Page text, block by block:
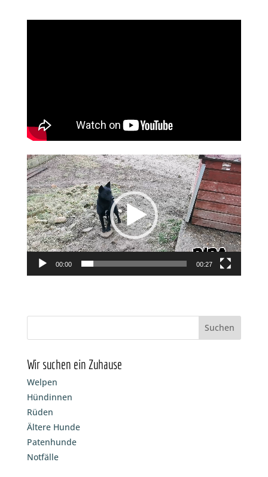
Video-
Player
00:00 00:27
Wir suchen ein Zuhause
Welpen
Hündinnen
Rüden
Ältere Hunde
Patenhunde
Notfälle